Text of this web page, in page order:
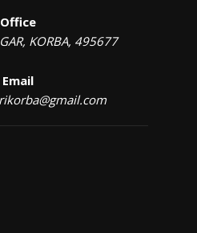
Office
KORBA, 495677
Email